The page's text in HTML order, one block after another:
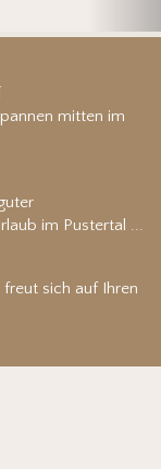
mitten im
im Pustertal ...
freut sich auf Ihren